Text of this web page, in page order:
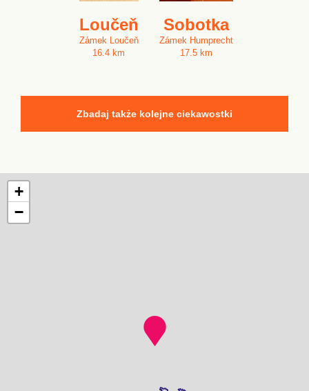
Loučeň
Zámek Loučeň
16.4 km
Sobotka
Zámek Humprecht
17.5 km
Zbadaj także kolejne ciekawostki
+
−